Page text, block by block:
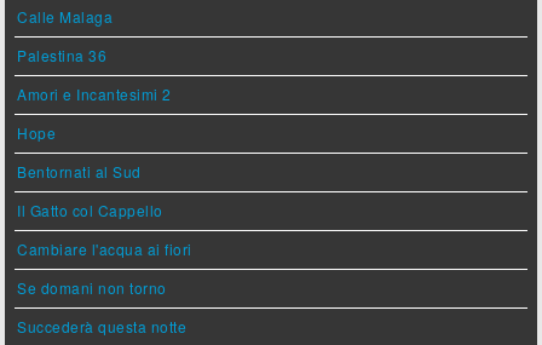
Calle Malaga
Palestina 36
Amori e Incantesimi 2
Hope
Bentornati al Sud
Il Gatto col Cappello
Cambiare l'acqua ai fiori
Se domani non torno
Succederà questa notte